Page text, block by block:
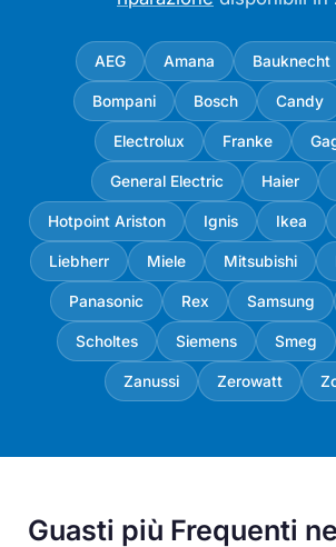
AEG Amana Bauknecht
Bompani Bosch Candy
Electrolux Franke
General Electric Haier
Hotpoint Ariston Ignis Ikea
Liebherr Miele Mitsubishi
Panasonic Rex Samsung
Scholtes Siemens Smeg
Zanussi Zerowatt
Guasti più Frequenti